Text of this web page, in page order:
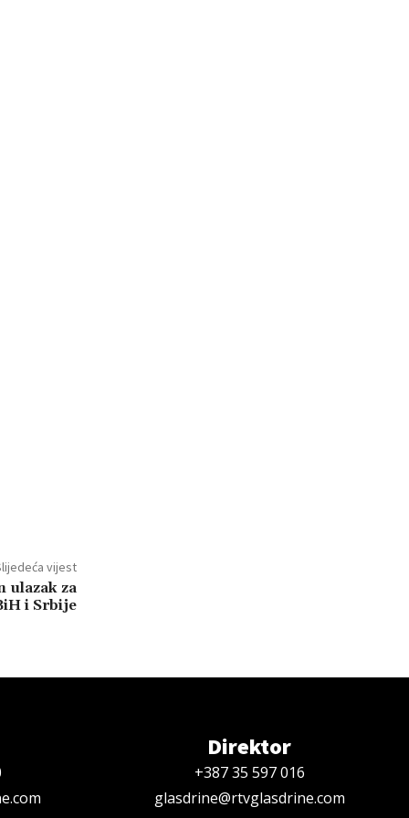
vijest
ulazak za
i Srbije
Direktor
+387 35 597 016
glasdrine@rtvglasdrine.com